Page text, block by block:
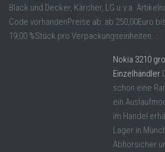
Black und Decker, Kärcher, LG u.v.a.
Code vorhandenPreise ab: ab 250,00Euro
19,00 %Stück pro Verpackungseinheiten: ...
Nokia 3210
Einzelhändler
schon eine
ein
im Handel
Lager in
Abhörsicher